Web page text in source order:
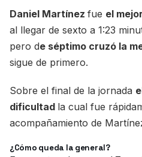
Daniel Martínez fue el
al llegar de sexto a 1:23
pero de séptimo cruzó la
sigue de primero.
Sobre el final de la jornada
dificultad la cual fue
acompañamiento de
¿Cómo queda la general?